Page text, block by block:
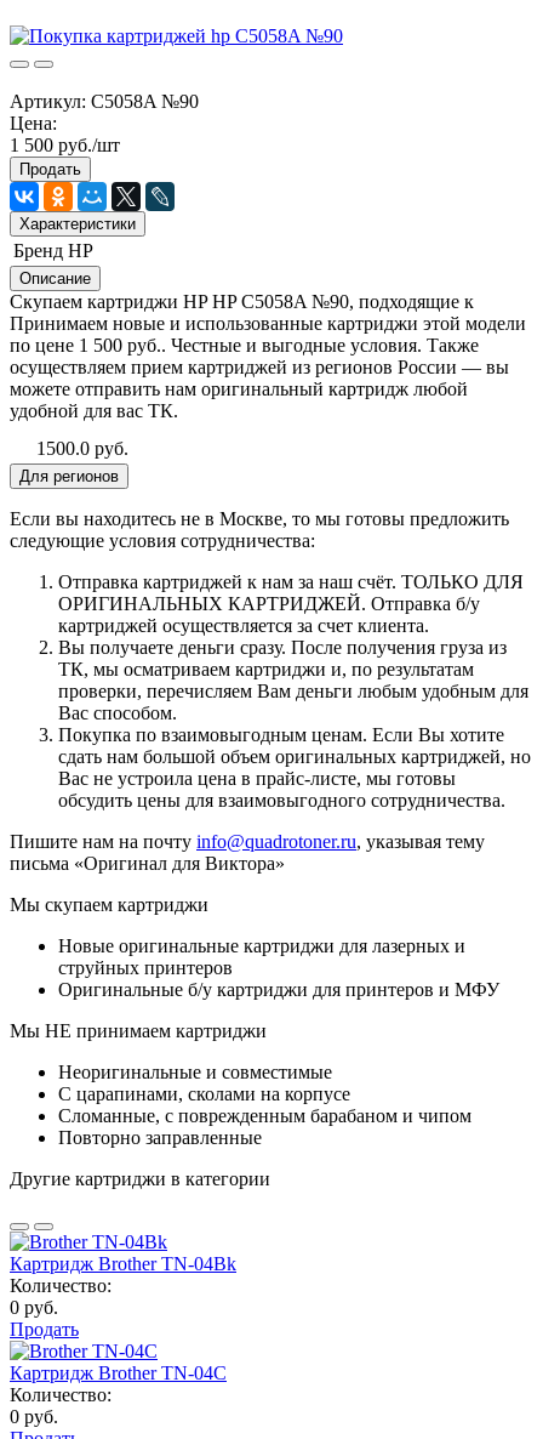
Артикул: C5058A №90
Цена:
1 500 руб./шт
Продать
Характеристики
Бренд HP
Описание
Скупаем картриджи HP HP C5058A №90, подходящие к
Принимаем новые и использованные картриджи этой модели
по цене 1 500 руб.. Честные и выгодные условия. Также
осуществляем прием картриджей из регионов России — вы
можете отправить нам оригинальный картридж любой
удобной для вас ТК.
1500.0 руб.
Для регионов
Если вы находитесь не в Москве, то мы готовы предложить
следующие условия сотрудничества:
Отправка картриджей к нам за наш счёт. ТОЛЬКО ДЛЯ
ОРИГИНАЛЬНЫХ КАРТРИДЖЕЙ. Отправка б/у
картриджей осуществляется за счет клиента.
Вы получаете деньги сразу. После получения груза из
ТК, мы осматриваем картриджи и, по результатам
проверки, перечисляем Вам деньги любым удобным для
Вас способом.
Покупка по взаимовыгодным ценам. Если Вы хотите
сдать нам большой объем оригинальных картриджей, но
Вас не устроила цена в прайс-листе, мы готовы
обсудить цены для взаимовыгодного сотрудничества.
Пишите нам на почту info@quadrotoner.ru, указывая тему
письма «Оригинал для Виктора»
Мы скупаем картриджи
Новые оригинальные картриджи для лазерных и
струйных принтеров
Оригинальные б/у картриджи для принтеров и МФУ
Мы НЕ принимаем картриджи
Неоригинальные и совместимые
С царапинами, сколами на корпусе
Сломанные, с поврежденным барабаном и чипом
Повторно заправленные
Другие картриджи в категории
Картридж Brother TN-04Bk
Количество:
0 руб.
Продать
Картридж Brother TN-04C
Количество:
0 руб.